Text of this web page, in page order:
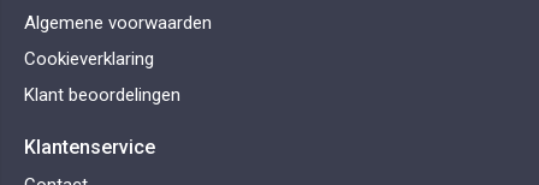
Algemene voorwaarden
Cookieverklaring
Klant beoordelingen
Klantenservice